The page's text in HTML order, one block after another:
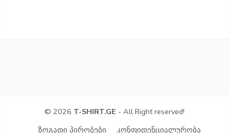
© 2026 T-SHIRT.GE - All Right reserved!
ზოგადი პირობები
კონფიდენციალურობა